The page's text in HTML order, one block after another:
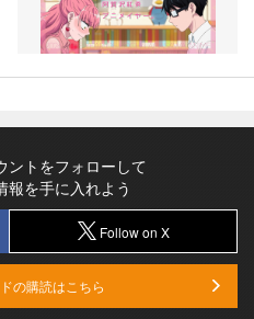
ントをフォローして
報を手に入れよう
Follow on X
の購読はこちら